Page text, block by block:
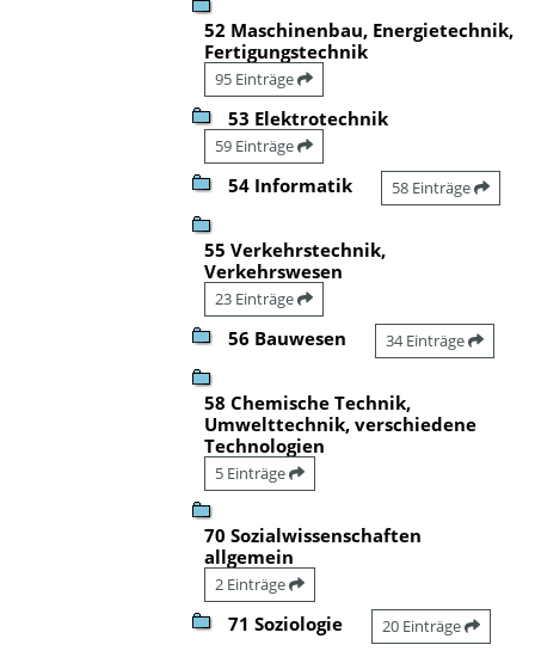
52 Maschinenbau, Energietechnik,
Fertigungstechnik
95 Einträge
53 Elektrotechnik
59 Einträge
54 Informatik 58 Einträge
55 Verkehrstechnik,
Verkehrswesen
23 Einträge
56 Bauwesen 34 Einträge
58 Chemische Technik,
Umwelttechnik, verschiedene
Technologien
5 Einträge
70 Sozialwissenschaften
allgemein
2 Einträge
71 Soziologie 20 Einträge